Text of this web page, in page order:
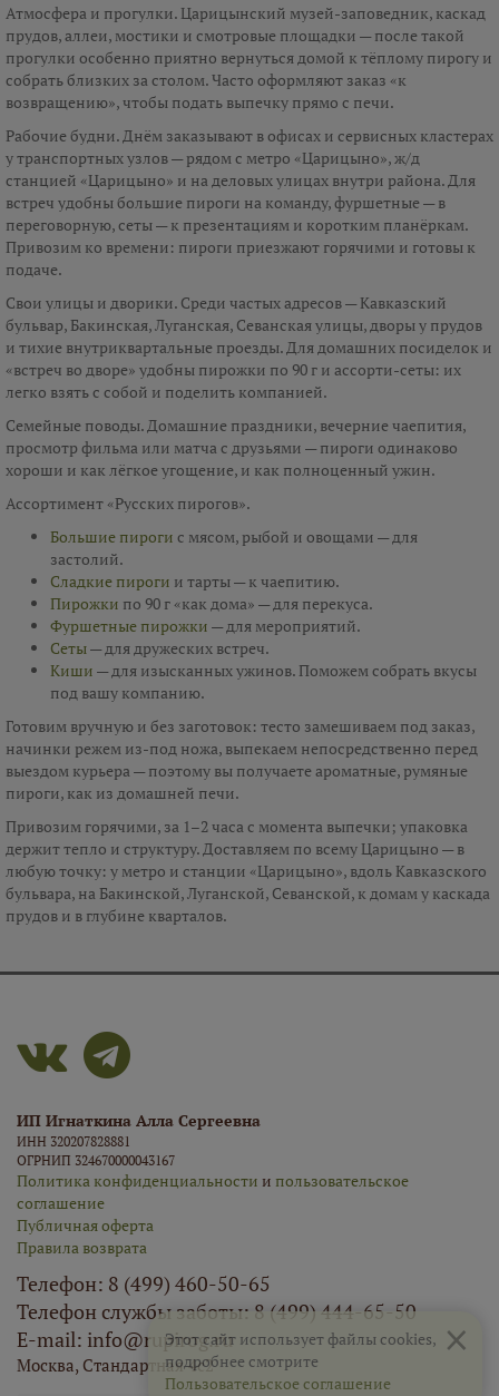
Атмосфера и прогулки. Царицынский музей-заповедник, каскад
прудов, аллеи, мостики и смотровые площадки — после такой
прогулки особенно приятно вернуться домой к тёплому пирогу и
собрать близких за столом. Часто оформляют заказ «к
возвращению», чтобы подать выпечку прямо с печи.
Рабочие будни. Днём заказывают в офисах и сервисных кластерах
у транспортных узлов — рядом с метро «Царицыно», ж/д
станцией «Царицыно» и на деловых улицах внутри района. Для
встреч удобны большие пироги на команду, фуршетные — в
переговорную, сеты — к презентациям и коротким планёркам.
Привозим ко времени: пироги приезжают горячими и готовы к
подаче.
Свои улицы и дворики. Среди частых адресов — Кавказский
бульвар, Бакинская, Луганская, Севанская улицы, дворы у прудов
и тихие внутриквартальные проезды. Для домашних посиделок и
«встреч во дворе» удобны пирожки по 90 г и ассорти-сеты: их
легко взять с собой и поделить компанией.
Семейные поводы. Домашние праздники, вечерние чаепития,
просмотр фильма или матча с друзьями — пироги одинаково
хороши и как лёгкое угощение, и как полноценный ужин.
Ассортимент «Русских пирогов».
Большие пироги с мясом, рыбой и овощами — для
застолий.
Сладкие пироги и тарты — к чаепитию.
Пирожки по 90 г «как дома» — для перекуса.
Фуршетные пирожки — для мероприятий.
Сеты— для дружеских встреч.
Киши — для изысканных ужинов. Поможем собрать вкусы
под вашу компанию.
Готовим вручную и без заготовок: тесто замешиваем под заказ,
начинки режем из-под ножа, выпекаем непосредственно перед
выездом курьера — поэтому вы получаете ароматные, румяные
пироги, как из домашней печи.
Привозим горячими, за 1–2 часа с момента выпечки; упаковка
держит тепло и структуру. Доставляем по всему Царицыно — в
любую точку: у метро и станции «Царицыно», вдоль Кавказского
бульвара, на Бакинской, Луганской, Севанской, к домам у каскада
прудов и в глубине кварталов.
ИП Игнаткина Алла Сергеевна
ИНН 320207828881
ОГРНИП 324670000043167
Политика конфиденциальности и пользовательское
соглашение
Публичная оферта
Правила возврата
Телефон: 8 (499) 460-50-65
Телефон службы заботы: 8 (499) 444-65-50
E-mail: info@rupirog.ru
Москва, Стандартная 4с2 ×
Этот сайт использует файлы cookies,
подробнее смотрите
Пользовательское соглашение